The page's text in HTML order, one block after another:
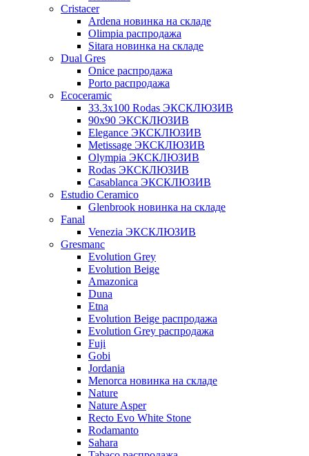
Cristacer
Ardena новинка на складе
Olimpia распродажа
Sitara новинка на складе
Dual Gres
Onice распродажа
Porto распродажа
Ecoceramic
33.3х100 Rodas ЭКСКЛЮЗИВ
90x90 ЭКСКЛЮЗИВ
Elegance ЭКСКЛЮЗИВ
Metissage ЭКСКЛЮЗИВ
Olympia ЭКСКЛЮЗИВ
Rodas ЭКСКЛЮЗИВ
Сasablanca ЭКСКЛЮЗИВ
Estudio Ceramico
Glenbrook новинка на складе
Fanal
Venezia ЭКСКЛЮЗИВ
Gresmanc
Evolution Grey
Evolution Beige
Amazonica
Duna
Etna
Evolution Beige распродажа
Evolution Grey распродажа
Fuji
Gobi
Jordania
Menorca новинка на складе
Nature
Nature Asper
Recto Evo White Stone
Rodamanto
Sahara